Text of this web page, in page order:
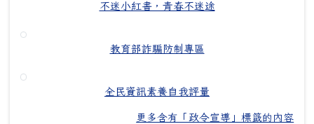
不迷小紅書，青春不迷途
教育部詐騙防制專區
全民資訊素養自我評量
更多含有「政令宣導」標籤的內容